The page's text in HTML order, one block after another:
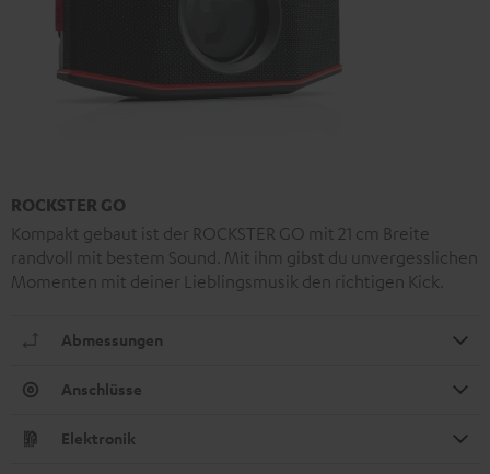
ROCKSTER GO
Kompakt gebaut ist der ROCKSTER GO mit 21 cm Breite
randvoll mit bestem Sound. Mit ihm gibst du unvergesslichen
Momenten mit deiner Lieblingsmusik den richtigen Kick.
Abmessungen
Anschlüsse
Elektronik